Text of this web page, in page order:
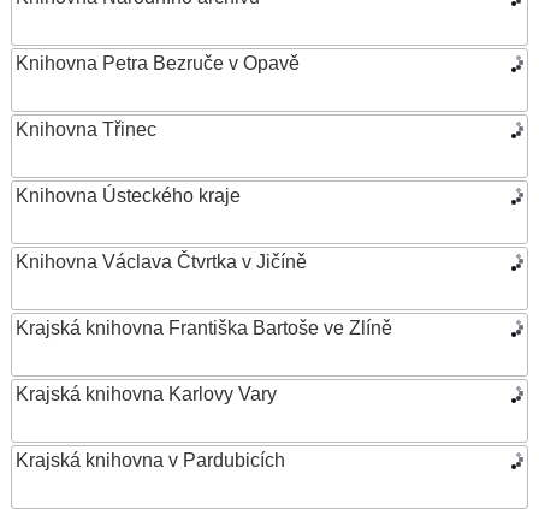
Knihovna Petra Bezruče v Opavě
Knihovna Třinec
Knihovna Ústeckého kraje
Knihovna Václava Čtvrtka v Jičíně
Krajská knihovna Františka Bartoše ve Zlíně
Krajská knihovna Karlovy Vary
Krajská knihovna v Pardubicích